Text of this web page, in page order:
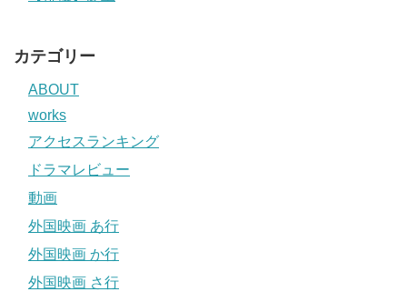
カテゴリー
ABOUT
works
アクセスランキング
ドラマレビュー
動画
外国映画 あ行
外国映画 か行
外国映画 さ行